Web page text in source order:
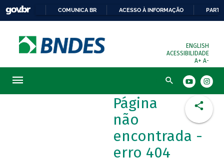
COMUNICA BR ACESSO À INFORMAÇÃO
ENGLISH
ACESSIBILIDADE
A+ A-
Busca
Página
não
encontrada -
erro 404